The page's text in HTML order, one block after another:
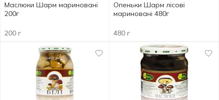
Маслюки Шарм мариновані
200г
200 г
Опеньки Шарм лісові
мариновані 480г
480 г